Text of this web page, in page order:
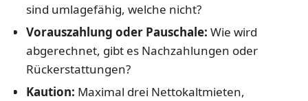
sind umlagefähig, welche nicht?
Vorauszahlung oder Pauschale: Wie wird
abgerechnet, gibt es Nachzahlungen oder
Rückerstattungen?
Kaution: Maximal drei Nettokaltmieten,